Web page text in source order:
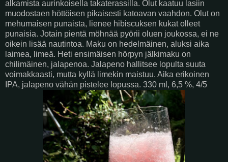
alkamista aurinkoisella takaterassilla. Olut kaatuu lasiin
muodostaen höttöisen pikaisesti katoavan vaahdon. Olut on
mehumaisen punaista, lienee hibiscuksen kukat olleet
punaisia. Jotain pientä möhnää pyörii oluen joukossa, ei ne
oikein lisää nautintoa. Maku on hedelmäinen, aluksi aika
laimea, limeä. Heti ensimäisen hörpyn jälkimaku on
chilimäinen, jalapenoa. Jalapeno hallitsee lopulta suuta
voimakkaasti, mutta kyllä limekin maistuu. Aika erikoinen
IPA, jalapeno vähän pistelee lopussa. 330 ml, 6,5 %, 4/5